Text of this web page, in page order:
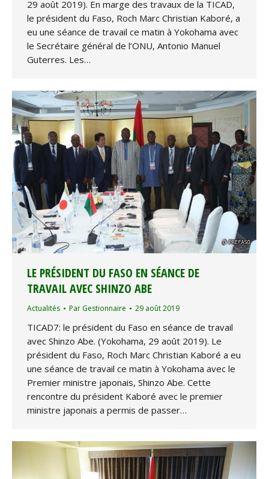
29 août 2019). En marge des travaux de la TICAD,
le président du Faso, Roch Marc Christian Kaboré, a
eu une séance de travail ce matin à Yokohama avec
le Secrétaire général de l’ONU, Antonio Manuel
Guterres. Les…
LE PRÉSIDENT DU FASO EN SÉANCE DE
TRAVAIL AVEC SHINZO ABE
Actualités Par Gestionnaire 29 août 2019
TICAD7: le président du Faso en séance de travail
avec Shinzo Abe. (Yokohama, 29 août 2019). Le
président du Faso, Roch Marc Christian Kaboré a eu
une séance de travail ce matin à Yokohama avec le
Premier ministre japonais, Shinzo Abe. Cette
rencontre du président Kaboré avec le premier
ministre japonais a permis de passer…